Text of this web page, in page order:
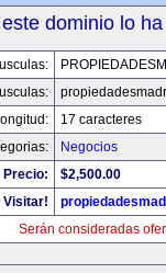
dominio lo
17 caracteres
Negocios
Precio:
$2,500.00
Visitar!
Serán consideradas